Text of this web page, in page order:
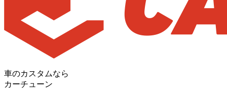
車のカスタムなら
カーチューン